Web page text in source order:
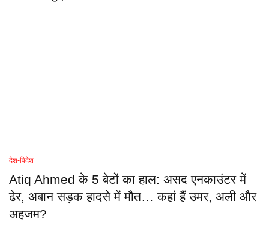
देश-विदेश
Atiq Ahmed के 5 बेटों का हाल: असद एनकाउंटर में
ढेर, अबान सड़क हादसे में मौत… कहां हैं उमर, अली और
अहजम?